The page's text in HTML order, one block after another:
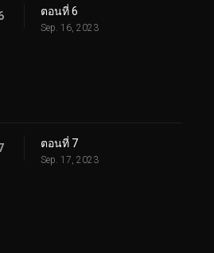
ตอนที่ 6
Sep. 16, 2023
ตอนที่ 7
Sep. 17, 2023